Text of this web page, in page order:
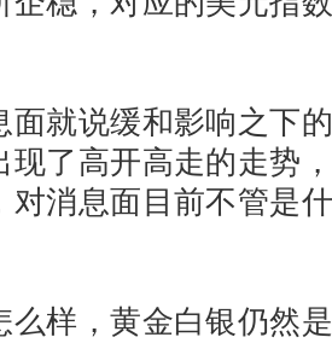
就说缓和影响之下的
现了高开高走的走势
对消息面目前不管是
样，黄金白银仍然是